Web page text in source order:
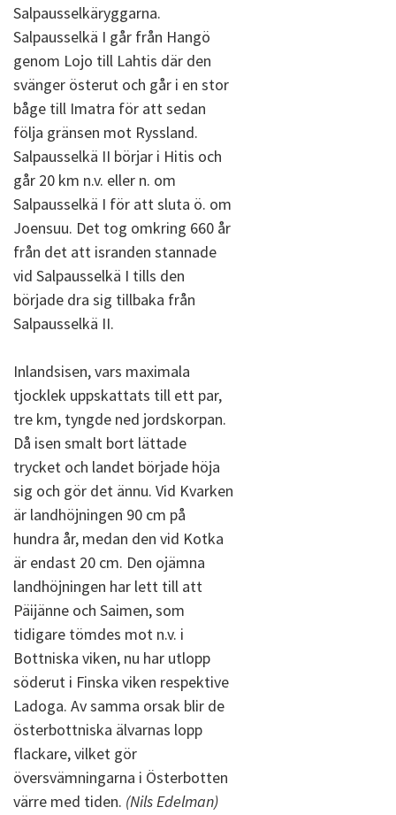
Salpausselkäryggarna.
Salpausselkä I går från Hangö
genom Lojo till Lahtis där den
svänger österut och går i en stor
båge till Imatra för att sedan
följa gränsen mot Ryssland.
Salpausselkä II börjar i Hitis och
går 20 km n.v. eller n. om
Salpausselkä I för att sluta ö. om
Joensuu. Det tog omkring 660 år
från det att isranden stannade
vid Salpausselkä I tills den
började dra sig tillbaka från
Salpausselkä II.
Inlandsisen, vars maximala
tjocklek uppskattats till ett par,
tre km, tyngde ned jordskorpan.
Då isen smalt bort lättade
trycket och landet började höja
sig och gör det ännu. Vid Kvarken
är landhöjningen 90 cm på
hundra år, medan den vid Kotka
är endast 20 cm. Den ojämna
landhöjningen har lett till att
Päijänne och Saimen, som
tidigare tömdes mot n.v. i
Bottniska viken, nu har utlopp
söderut i Finska viken respektive
Ladoga. Av samma orsak blir de
österbottniska älvarnas lopp
flackare, vilket gör
översvämningarna i Österbotten
värre med tiden. (Nils Edelman)